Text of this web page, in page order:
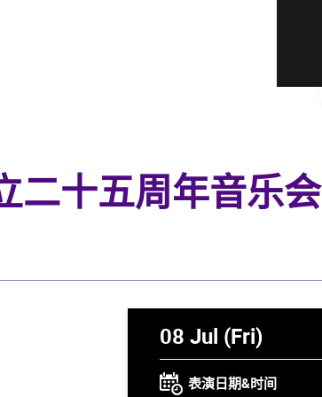
二十五周年音乐会
08 Jul (Fri)
表演日期&时间